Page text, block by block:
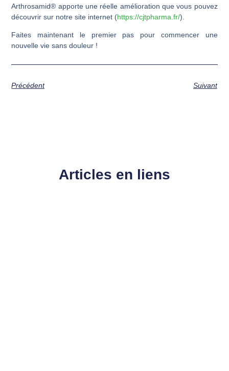
Arthrosamid® apporte une réelle amélioration que vous pouvez
découvrir sur notre site internet (https://cjtpharma.fr/).
Faites maintenant le premier pas pour commencer une
nouvelle vie sans douleur !
Précédent Suivant
Articles en liens